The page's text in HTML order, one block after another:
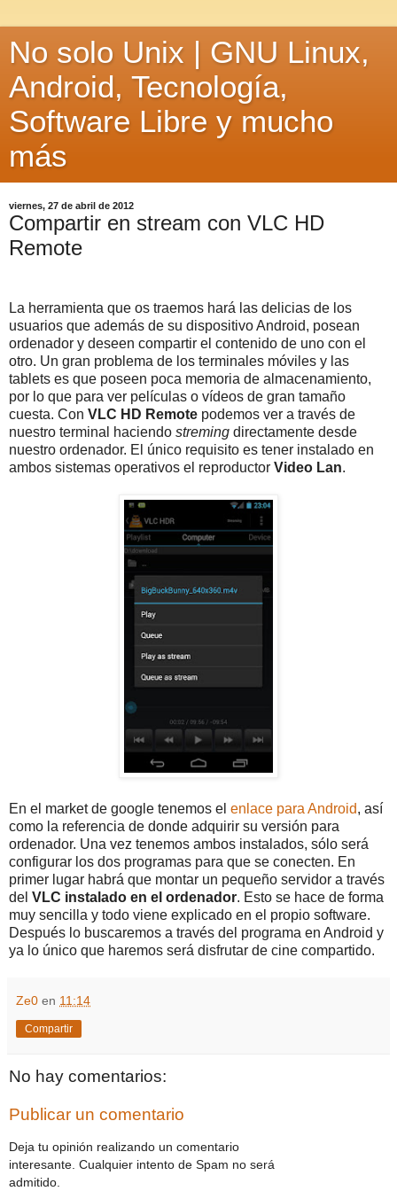
No solo Unix | GNU Linux,
Android, Tecnología,
Software Libre y mucho
más
viernes, 27 de abril de 2012
Compartir en stream con VLC HD
Remote
La herramienta que os traemos hará las delicias de los
usuarios que además de su dispositivo Android, posean
ordenador y deseen compartir el contenido de uno con el
otro. Un gran problema de los terminales móviles y las
tablets es que poseen poca memoria de almacenamiento,
por lo que para ver películas o vídeos de gran tamaño
cuesta. Con VLC HD Remote podemos ver a través de
nuestro terminal haciendo streming directamente desde
nuestro ordenador. El único requisito es tener instalado en
ambos sistemas operativos el reproductor Video Lan.
En el market de google tenemos el enlace para Android, así
como la referencia de donde adquirir su versión para
ordenador. Una vez tenemos ambos instalados, sólo será
configurar los dos programas para que se conecten. En
primer lugar habrá que montar un pequeño servidor a través
del VLC instalado en el ordenador. Esto se hace de forma
muy sencilla y todo viene explicado en el propio software.
Después lo buscaremos a través del programa en Android y
ya lo único que haremos será disfrutar de cine compartido.
Ze0 en 11:14
Compartir
No hay comentarios:
Publicar un comentario
Deja tu opinión realizando un comentario
interesante. Cualquier intento de Spam no será
admitido.